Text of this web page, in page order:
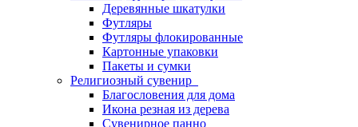
Деревянные шкатулки
Футляры
Футляры флокированные
Картонные упаковки
Пакеты и сумки
Религиозный сувенир
Благословения для дома
Икона резная из дерева
Сувенирное панно